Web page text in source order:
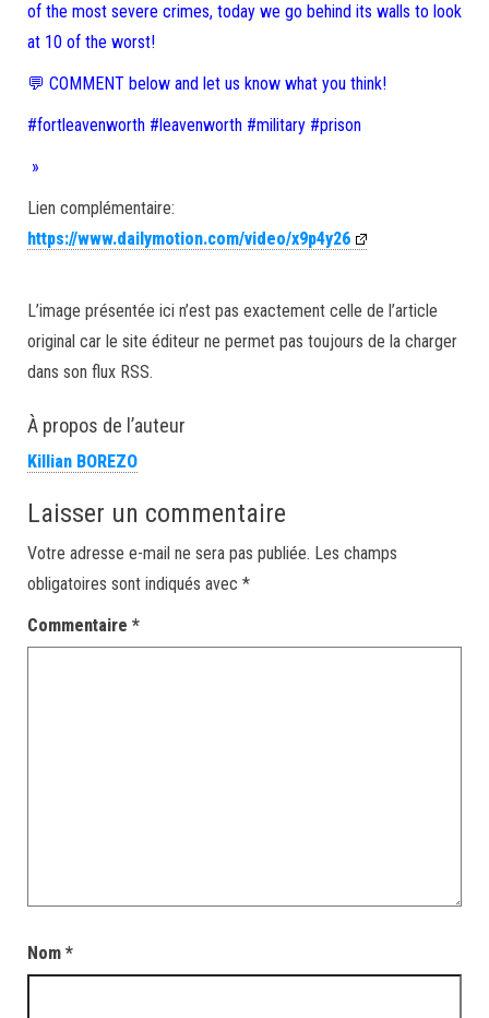
of the most severe crimes, today we go behind its walls to look
at 10 of the worst!
💬 COMMENT below and let us know what you think!
#fortleavenworth #leavenworth #military #prison
»
Lien complémentaire:
https://www.dailymotion.com/video/x9p4y26
L’image présentée ici n’est pas exactement celle de l’article
original car le site éditeur ne permet pas toujours de la charger
dans son flux RSS.
À propos de l’auteur
Killian BOREZO
Laisser un commentaire
Votre adresse e-mail ne sera pas publiée. Les champs
obligatoires sont indiqués avec *
Commentaire *
Nom *